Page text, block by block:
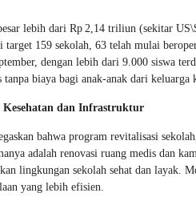
lebih dari Rp 2,14 triliun (sekitar
159 sekolah, 63 telah mulai
dengan lebih dari 9.000 siswa
biaya bagi anak-anak dari keluarga
Kesehatan dan Infrastruktur
bahwa program revitalisasi
adalah renovasi ruang medis dan
lingkungan sekolah sehat dan layak.
yang lebih efisien.